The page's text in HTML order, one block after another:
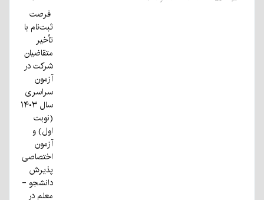
فرصت
ثبت‌نام با
تأخیر
متقاضیان
شرکت در
آزمون
سراسری
سال ۱۴۰۳
(نوبت
اول) و
آزمون
اختصاصی
پذیرش
دانشجو -
معلم در